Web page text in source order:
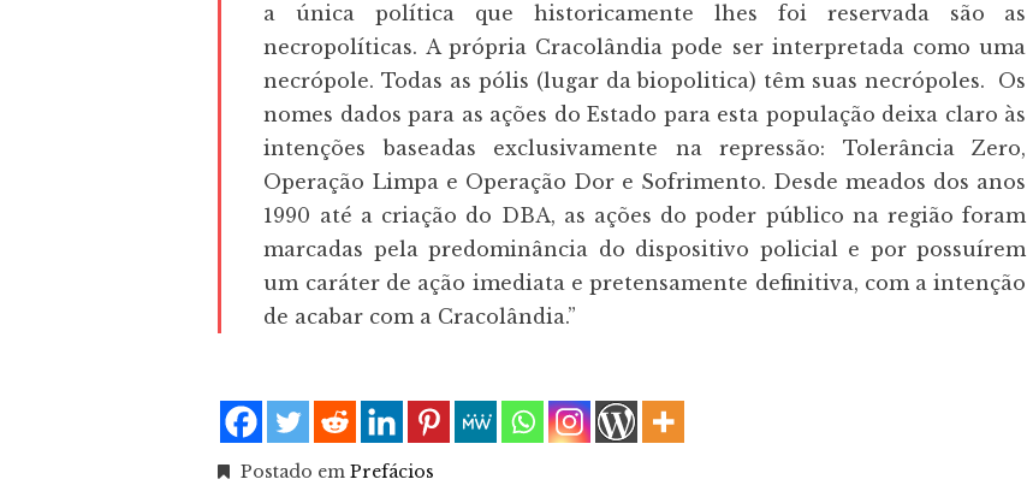
a única política que historicamente lhes foi reservada são as
necropolíticas. A própria Cracolândia pode ser interpretada como uma
necrópole. Todas as pólis (lugar da biopolitica) têm suas necrópoles. Os
nomes dados para as ações do Estado para esta população deixa claro às
intenções baseadas exclusivamente na repressão: Tolerância Zero,
Operação Limpa e Operação Dor e Sofrimento. Desde meados dos anos
1990 até a criação do DBA, as ações do poder público na região foram
marcadas pela predominância do dispositivo policial e por possuírem
um caráter de ação imediata e pretensamente definitiva, com a intenção
de acabar com a Cracolândia.”
Postado emPrefácios